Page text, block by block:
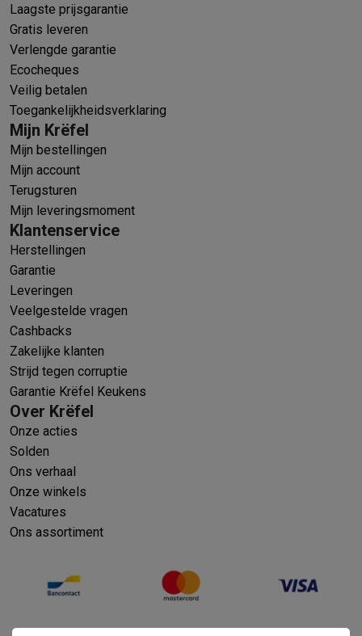
Laagste prijsgarantie
Gratis leveren
Verlengde garantie
Ecocheques
Veilig betalen
Toegankelijkheidsverklaring
Mijn Krëfel
Mijn bestellingen
Mijn account
Terugsturen
Mijn leveringsmoment
Klantenservice
Herstellingen
Garantie
Leveringen
Veelgestelde vragen
Cashbacks
Zakelijke klanten
Strijd tegen corruptie
Garantie Krëfel Keukens
Over Krëfel
Onze acties
Solden
Ons verhaal
Onze winkels
Vacatures
Ons assortiment